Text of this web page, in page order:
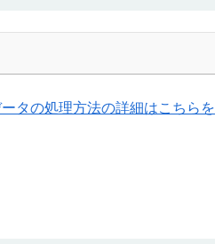
タの処理方法の詳細はこちらを